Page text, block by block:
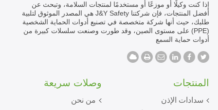
إذا كنت وكيلًا أو موزعًا أو مستخدمًا لمنتجات السلامة، وتبحث عن
أفضل المنتجات، فإن شركتنا J&Y Safety هي المصدر الموثوق لتلبية
طلبك، حيث أنها شركة متخصصة في تصنيع أدوات الحماية الشخصية
(PPE) على مستوى الصين، وقد طورت وصنعت سلسلات كبيرة من
أدوات حماية السمع
وصلات سريعة
من نحن
المنتجات
سدادات الإذن